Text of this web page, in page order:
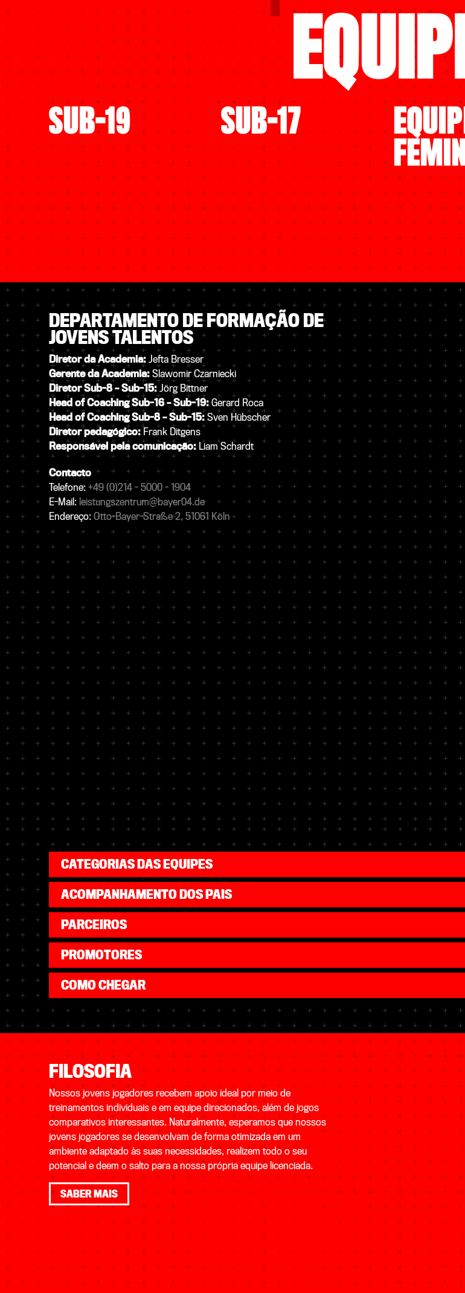
SUB-19 SUB-17
DEPARTAMENTO DE FORMAÇÃO DE
JOVENS TALENTOS
Diretor da Academia: Jefta Bresser
Gerente da Academia: Slawomir Czarniecki
Diretor Sub-8 –Sub-15: Jörg Bittner
Head of Coaching Sub-16 – Sub-19:Gerard Roca
Head of Coaching Sub-8 – Sub-15:Sven Hübscher
Diretor pedagógico: Frank Ditgens
Responsável pela comunicação: Liam Schardt
Contacto
Telefone: +49 (0)214 - 5000 - 1904
E-Mail: leistungszentrum@bayer04.de
Endereço: Otto-Bayer-Straße 2, 51061 Köln
CATEGORIAS DAS EQUIPES
ACOMPANHAMENTO DOS PAIS
PARCEIROS
PROMOTORES
COMO CHEGAR
FILOSOFIA
Nossos jovens jogadores recebem apoio ideal por meio de
treinamentos individuais e em equipe direcionados, além de jogos
comparativos interessantes. Naturalmente, esperamos que nossos
jovens jogadores se desenvolvam de forma otimizada em um
ambiente adaptado às suas necessidades, realizem todo o seu
potencial e deem o salto para a nossa própria equipe licenciada.
SABER MAIS